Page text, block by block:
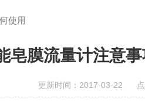
使用
皂膜流量计注意
更新时间：2017-03-22 点